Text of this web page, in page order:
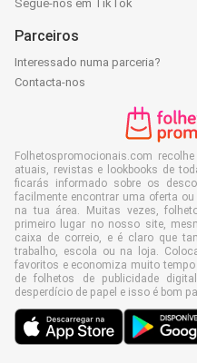
Segue-nos em TikTok
Parceiros
Interessado numa parceria?
Contacta-nos
Folhetospromocionais.com
atuais, revistas e lookbooks de
ficarás informado sobre os
facilmente encontrar uma oferta
na tua área. Muitas vezes,
primeiro lugar no nosso site,
caixa de correio, e é claro que
trabalho, escola ou na loja.
favoritos e economiza muito
de folhetos de publicidade
desperdício de papel e isso é bom